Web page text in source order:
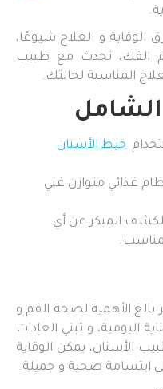
الوقاية و العلاج شيوعًا،
الفك، تحدث مع طبيب
المناسبة لحالتك.
الشامل
خيط الأسنان
غذائي متوازن غني
المبكر عن أي
الأهمية لصحة الفم و
اليومية، و تبني العادات
الأسنان، يمكن الوقاية
ابتسامة صحية و جميلة.